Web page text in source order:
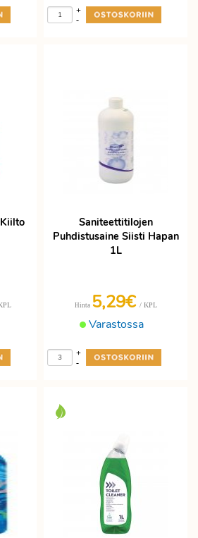
-
+
Saniteettitilojen
Puhdistusaine Siisti Hapan
1L
Varastossa
Hinta 5,29€ / KPL
-
+